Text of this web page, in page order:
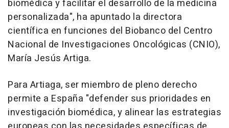
biomédica y facilitar el desarrollo de la medicina
personalizada", ha apuntado la directora
científica en funciones del Biobanco del Centro
Nacional de Investigaciones Oncológicas (CNIO),
María Jesús Artiga.
Para Artiaga, ser miembro de pleno derecho
permite a España "defender sus prioridades en
investigación biomédica, y alinear las estrategias